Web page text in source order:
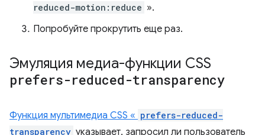
reduced-motion:reduce ».
Попробуйте прокрутить еще раз.
Эмуляция медиа-функции CSS
prefers-reduced-transparency
Функция мультимедиа CSS « prefers-reduced-
transparency указывает, запросил ли пользователь